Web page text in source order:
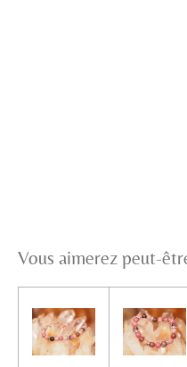
Vous aimerez peut-